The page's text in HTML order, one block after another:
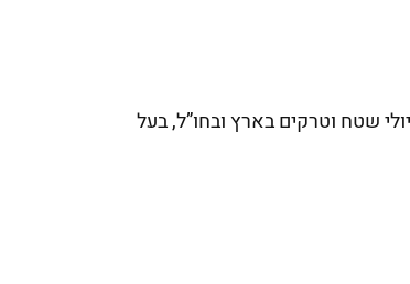
שטח וטרקים בארץ ובחו”ל, בעל